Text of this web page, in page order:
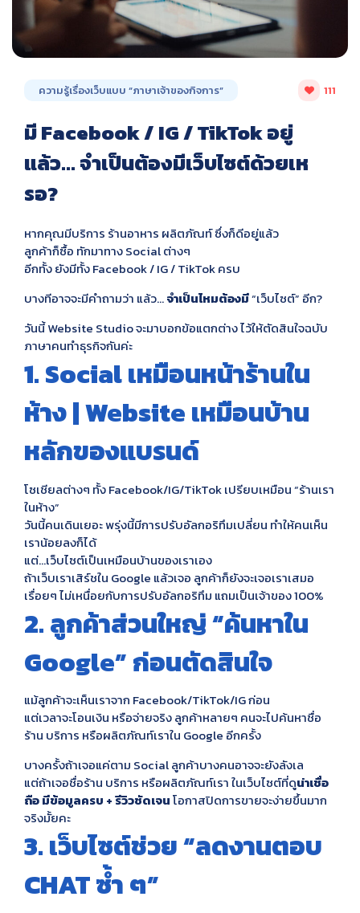
ความรู้เรื่องเว็บแบบ “ภาษาเจ้าของกิจการ” 111
มี Facebook / IG / TikTok อยู่
แล้ว… จำเป็นต้องมีเว็บไซต์ด้วยเห
รอ?
หากคุณมีบริการ ร้านอาหาร ผลิตภัณท์ ซึ่งก็ดีอยู่แล้ว
ลูกค้าก็ซื้อ ทักมาทาง Social ต่างๆ
อีกทั้ง ยังมีทั้ง Facebook / IG / TikTok ครบ
บางทีอาจจะมีคำถามว่า แล้ว…จำเป็นไหมต้องมี“เว็บไซต์” อีก?
วันนี้ Website Studio จะมาบอกข้อแตกต่าง ไว้ให้ตัดสินใจฉบับ
ภาษาคนทำธุรกิจกันค่ะ
1. Social เหมือนหน้าร้านใน
ห้าง | Website เหมือนบ้าน
หลักของแบรนด์
โซเชียลต่างๆ ทั้ง Facebook/IG/TikTok เปรียบเหมือน “ร้านเรา
ในห้าง”
วันนี้คนเดินเยอะ พรุ่งนี้มีการปรับอัลกอริทึมเปลี่ยน ทำให้คนเห็น
เราน้อยลงก็ได้
แต่…เว็บไซต์เป็นเหมือนบ้านของเราเอง
ถ้าเว็บเราเสิร์ชใน Google แล้วเจอ ลูกค้าก็ยังจะเจอเราเสมอ
เรื่อยๆ ไม่เหนื่อยกับการปรับอัลกอริทึม แถมเป็นเจ้าของ 100%
2. ลูกค้าส่วนใหญ่ “ค้นหาใน
Google” ก่อนตัดสินใจ
แม้ลูกค้าจะเห็นเราจาก Facebook/TikTok/IG ก่อน
แต่เวลาจะโอนเงิน หรือจ่ายจริง ลูกค้าหลายๆ คนจะไปค้นหาชื่อ
ร้าน บริการ หรือผลิตภัณท์เราใน Google อีกครั้ง
บางครั้งถ้าเจอแค่ตาม Social ลูกค้าบางคนอาจจะยังลังเล
แต่ถ้าเจอชื่อร้าน บริการ หรือผลิตภัณท์เรา ในเว็บไซต์ที่ดูน่าเชื่อ
ถือ มีข้อมูลครบ + รีวิวชัดเจนโอกาสปิดการขายจะง่ายขึ้นมาก
จริงมั้ยคะ
3. เว็บไซต์ช่วย “ลดงานตอบ
CHAT ซ้ำ ๆ”